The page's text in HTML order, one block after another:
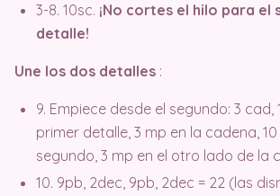
3-8. 10sc. ¡No cortes el hilo para el
detalle!
Une los dos detalles :
9. Empiece desde el segundo: 3 cad,
primer detalle, 3 mp en la cadena, 10
segundo, 3 mp en el otro lado de la
10. 9pb, 2dec, 9pb, 2dec = 22 (las